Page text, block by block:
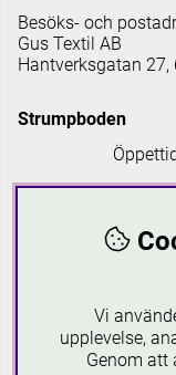
Besöks- och
Gus Textil AB
Hantverksgatan
Strumpboden
Vi
upplevelse,
Genom att